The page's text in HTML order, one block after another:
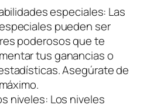
especiales: Las
pueden ser
poderosos que te
tus ganancias o
Asegúrate de
niveles: Los niveles